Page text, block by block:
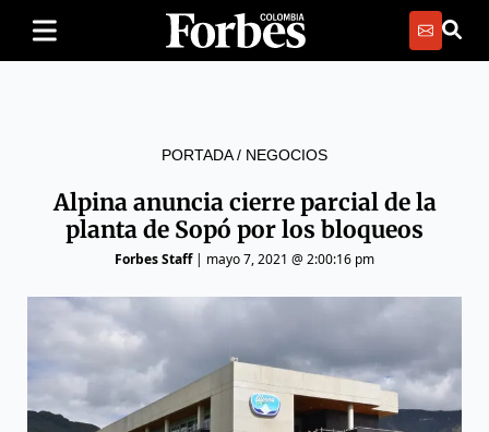
PORTADA/ NEGOCIOS
Alpina anuncia cierre parcial de la
planta de Sopó por los bloqueos
Forbes Staff| mayo 7, 2021 @ 2:00:16 pm